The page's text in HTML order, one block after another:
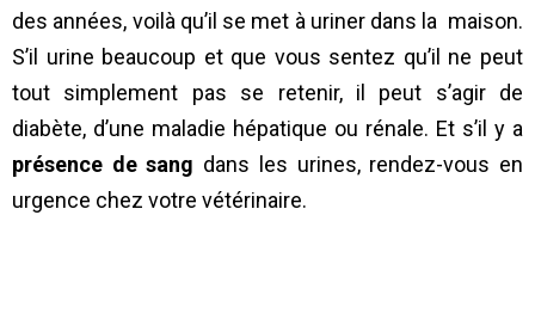
des années, voilà qu’il se met à uriner dans la maison.
S’il urine beaucoup et que vous sentez qu’il ne peut
tout simplement pas se retenir, il peut s’agir de
diabète, d’une maladie hépatique ou rénale. Et s’il y a
présence de sang dans les urines, rendez-vous en
urgence chez votre vétérinaire.